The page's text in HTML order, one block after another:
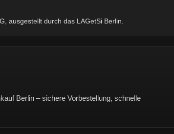
ausgestellt durch das LAGetSi Berlin.
Berlin – sichere Vorbestellung, schnelle